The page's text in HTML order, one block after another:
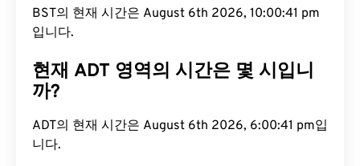
BST의 현재 시간은 August 6th 2026, 10:00:42 pm
입니다.
현재 ADT 영역의 시간은 몇 시입니
까?
ADT의 현재 시간은 August 6th 2026, 6:00:42 pm
입니다.